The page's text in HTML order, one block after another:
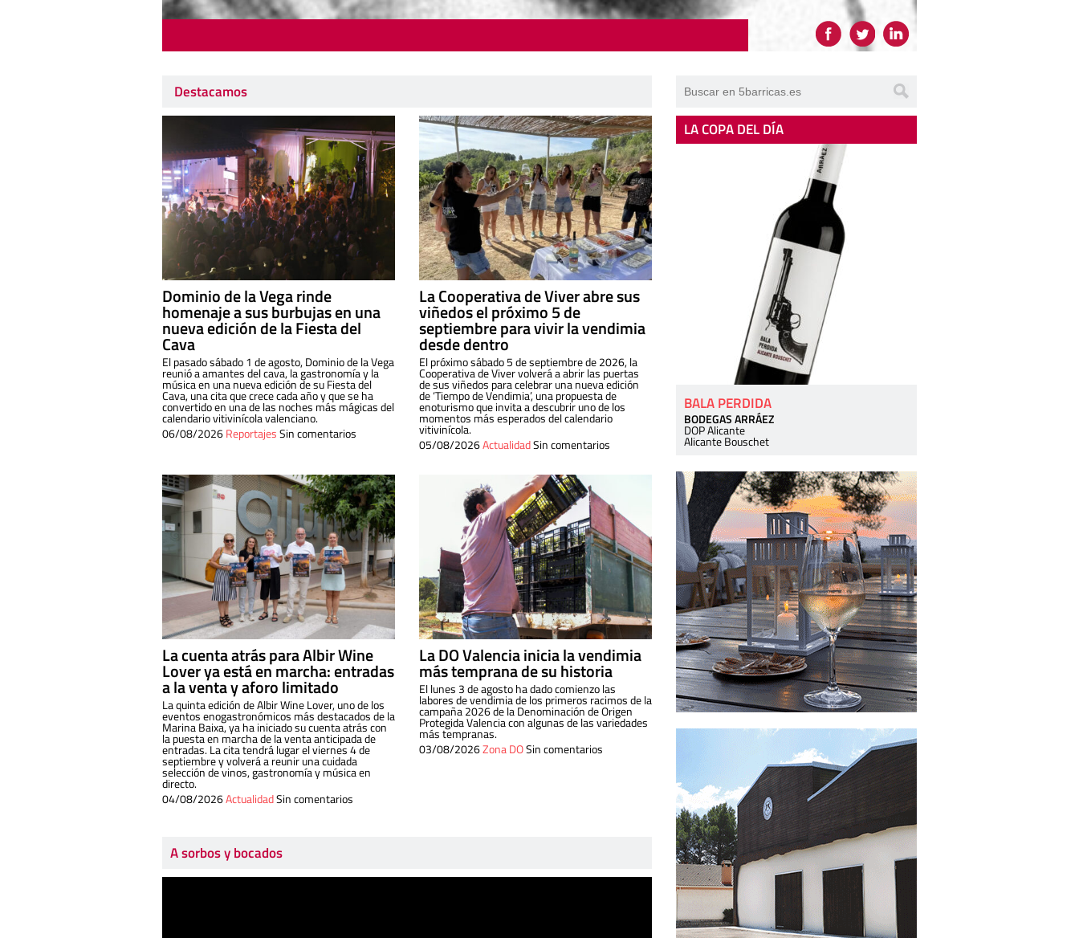
Destacamos
Dominio de la Vega rinde
homenaje a sus burbujas en una
nueva edición de la Fiesta del
Cava
El pasado sábado 1 de agosto, Dominio de la Vega
reunió a amantes del cava, la gastronomía y la
música en una nueva edición de su Fiesta del
Cava, una cita que crece cada año y que se ha
convertido en una de las noches más mágicas del
calendario vitivinícola valenciano.
06/08/2026ReportajesSin comentarios
La Cooperativa de Viver abre sus
viñedos el próximo 5 de
septiembre para vivir la vendimia
desde dentro
El próximo sábado 5 de septiembre de 2026, la
Cooperativa de Viver volverá a abrir las puertas
de sus viñedos para celebrar una nueva edición
de ‘Tiempo de Vendimia’, una propuesta de
enoturismo que invita a descubrir uno de los
momentos más esperados del calendario
vitivinícola.
05/08/2026ActualidadSin comentarios
La cuenta atrás para Albir Wine
Lover ya está en marcha: entradas
a la venta y aforo limitado
La quinta edición de Albir Wine Lover, uno de los
eventos enogastronómicos más destacados de la
Marina Baixa, ya ha iniciado su cuenta atrás con
la puesta en marcha de la venta anticipada de
entradas. La cita tendrá lugar el viernes 4 de
septiembre y volverá a reunir una cuidada
selección de vinos, gastronomía y música en
directo.
04/08/2026ActualidadSin comentarios
La DO Valencia inicia la vendimia
más temprana de su historia
El lunes 3 de agosto ha dado comienzo las
labores de vendimia de los primeros racimos de la
campaña 2026 de la Denominación de Origen
Protegida Valencia con algunas de las variedades
más tempranas.
03/08/2026Zona DOSin comentarios
A sorbos y bocados
LA COPA DEL DÍA
BALA PERDIDA
BODEGAS ARRÁEZ
DOP Alicante
Alicante Bouschet